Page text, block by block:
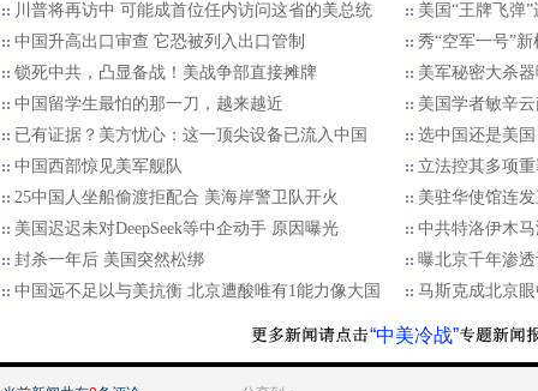
川普将再访中 可能成首位任内访问这省的美总统
美国“王牌飞弹
中国升高出口审查 它恐被列入出口管制
秀“空军一号”
锁死中共，凸显备战！美战争部直接摊牌
美军秘密大杀
中国留学生最怕的那一刀，越来越近
美国学者敏辛
已有证据？美方忧心：这一顶尖设备已流入中国
选中国还是美
中国西部惊见美军舰队
立法控其多项
25中国人坐船偷渡拒配合 美海岸警卫队开火
美驻华使馆连
美国迟迟未对DeepSeek等中企动手 原因曝光
中共特洛伊木
封杀一年后 美国突然松绑
曝北京千年渗
中国远不足以与美抗衡 北京遭酸唯有1能力像大国
马斯克成北京
“中美冷战”